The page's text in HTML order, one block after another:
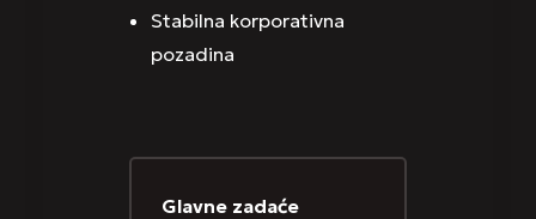
Stabilna korporativna
pozadina
Glavne zadaće